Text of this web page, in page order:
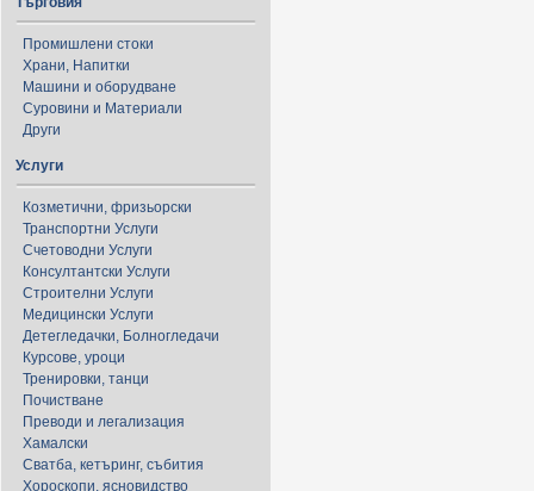
Промишлени стоки
Храни, Напитки
Машини и оборудване
Суровини и Материали
Други
Услуги
Козметични, фризьорски
Транспортни Услуги
Счетоводни Услуги
Консултантски Услуги
Строителни Услуги
Медицински Услуги
Детегледачки, Болногледачи
Курсове, уроци
Тренировки, танци
Почистване
Преводи и легализация
Хамалски
Сватба, кетъринг, събития
Хороскопи, ясновидство